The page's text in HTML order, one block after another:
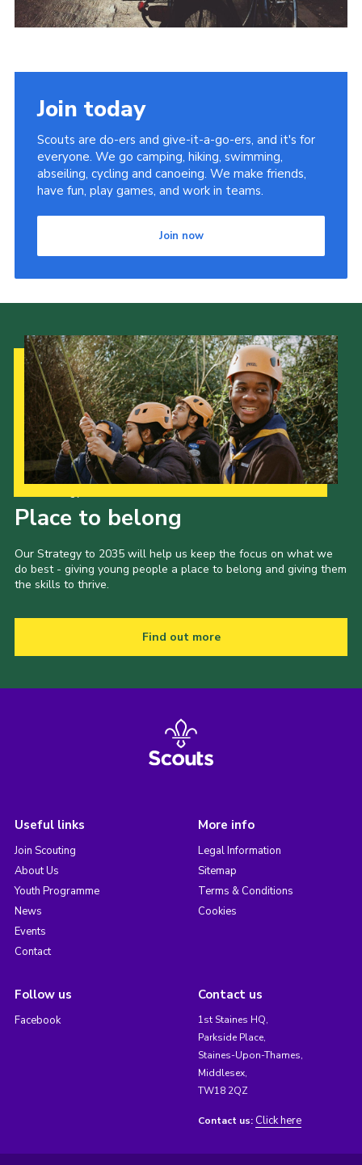
Join today
Scouts are do-ers and give-it-a-go-ers, and it's for
everyone. We go camping, hiking, swimming,
abseiling, cycling and canoeing. We make friends,
have fun, play games, and work in teams.
Join now
Place to belong
Our Strategy to 2035 will help us keep the focus on what we
do best - giving young people a place to belong and giving them
the skills to thrive.
Find out more
Useful links
Join Scouting
About Us
Youth Programme
News
Events
Contact
More info
Legal Information
Sitemap
Terms & Conditions
Cookies
Follow us
Facebook
Contact us
1st Staines HQ,
Parkside Place,
Staines-Upon-Thames,
Middlesex,
TW18 2QZ
Contact us: Click here